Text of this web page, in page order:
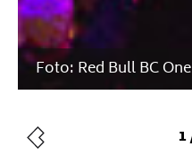
Foto: Red Bull BC One